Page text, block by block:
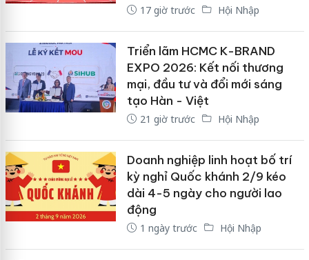
17 giờ trước Hội Nhập
Triển lãm HCMC K-BRAND
EXPO 2026: Kết nối thương
mại, đầu tư và đổi mới sáng
tạo Hàn - Việt
21 giờ trước Hội Nhập
Doanh nghiệp linh hoạt bố trí
kỳ nghỉ Quốc khánh 2/9 kéo
dài 4-5 ngày cho người lao
động
1 ngày trước Hội Nhập